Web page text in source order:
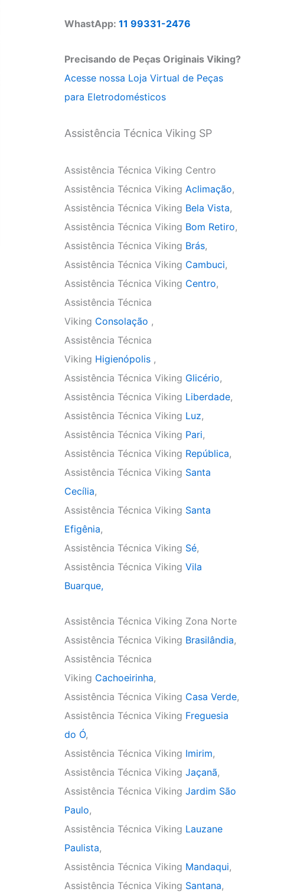
WhastApp: 11 99331-2476
Precisando de Peças Originais Viking?
Acesse nossa Loja Virtual de Peças
para Eletrodomésticos
Assistência Técnica Viking SP
Assistência Técnica Viking Centro
Assistência Técnica Viking Aclimação,
Assistência Técnica Viking Bela Vista,
Assistência Técnica Viking Bom Retiro,
Assistência Técnica Viking Brás,
Assistência Técnica Viking Cambuci,
Assistência Técnica Viking Centro,
Assistência Técnica
Viking Consolação ,
Assistência Técnica
Viking Higienópolis ,
Assistência Técnica Viking Glicério,
Assistência Técnica Viking Liberdade,
Assistência Técnica Viking Luz,
Assistência Técnica Viking Pari,
Assistência Técnica Viking República,
Assistência Técnica Viking Santa
Cecília,
Assistência Técnica Viking Santa
Efigênia,
Assistência Técnica Viking Sé,
Assistência Técnica Viking Vila
Buarque,
Assistência Técnica Viking Zona Norte
Assistência Técnica Viking Brasilândia,
Assistência Técnica
Viking Cachoeirinha,
Assistência Técnica Viking Casa Verde,
Assistência Técnica Viking Freguesia
do Ó,
Assistência Técnica Viking Imirim,
Assistência Técnica Viking Jaçanã,
Assistência Técnica Viking Jardim São
Paulo,
Assistência Técnica Viking Lauzane
Paulista,
Assistência Técnica Viking Mandaqui,
Assistência Técnica Viking Santana,